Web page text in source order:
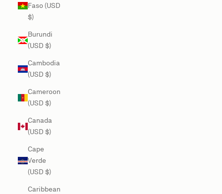
Faso (USD
$)
Burundi
(USD $)
Cambodia
(USD $)
Cameroon
(USD $)
Canada
(USD $)
Cape
Verde
(USD $)
Caribbean